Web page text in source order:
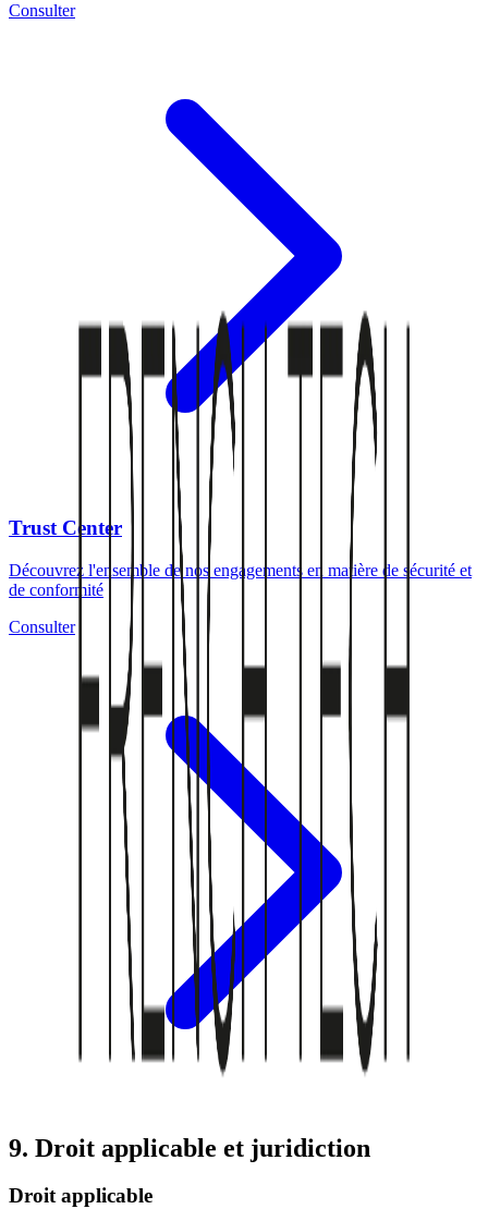
Consulter
Trust Center
Découvrez l'ensemble de nos engagements en matière de sécurité et
de conformité
Consulter
9. Droit applicable et juridiction
Droit applicable